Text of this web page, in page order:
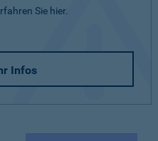
Sie hier.
Infos